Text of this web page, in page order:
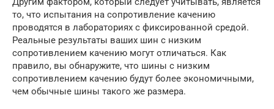
то, что испытания на сопротивление качению
проводятся в лабораториях с фиксированной средой.
Реальные результаты ваших шин с низким
сопротивлением качению могут отличаться. Как
правило, вы обнаружите, что шины с низким
сопротивлением качению будут более экономичными,
чем обычные шины такого же размера.